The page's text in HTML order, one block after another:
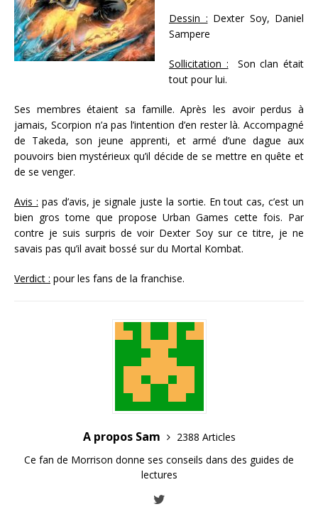
Dessin : Dexter Soy, Daniel
Sampere
Sollicitation : Son clan était
tout pour lui.
Ses membres étaient sa famille. Après les avoir perdus à
jamais, Scorpion n’a pas l’intention d’en rester là. Accompagné
de Takeda, son jeune apprenti, et armé d’une dague aux
pouvoirs bien mystérieux qu’il décide de se mettre en quête et
de se venger.
Avis : pas d’avis, je signale juste la sortie. En tout cas, c’est un
bien gros tome que propose Urban Games cette fois. Par
contre je suis surpris de voir Dexter Soy sur ce titre, je ne
savais pas qu’il avait bossé sur du Mortal Kombat.
Verdict : pour les fans de la franchise.
A propos Sam
2388 Articles
Ce fan de Morrison donne ses conseils dans des guides de
lectures